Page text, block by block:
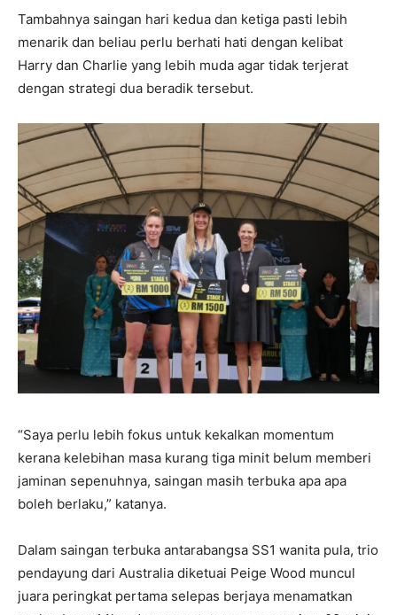
Tambahnya saingan hari kedua dan ketiga pasti lebih
menarik dan beliau perlu berhati hati dengan kelibat
Harry dan Charlie yang lebih muda agar tidak terjerat
dengan strategi dua beradik tersebut.
“Saya perlu lebih fokus untuk kekalkan momentum
kerana kelebihan masa kurang tiga minit belum memberi
jaminan sepenuhnya, saingan masih terbuka apa apa
boleh berlaku,” katanya.
Dalam saingan terbuka antarabangsa SS1 wanita pula, trio
pendayung dari Australia diketuai Peige Wood muncul
juara peringkat pertama selepas berjaya menamatkan